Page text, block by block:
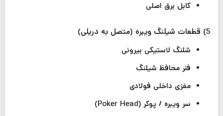
کابل برق اصلی
5) قطعات شیلنگ ویبره (متصل به دریلی)
شلنگ لاستیکی بیرونی
فنر محافظ شیلنگ
مغزی داخلی فولادی
سر ویبره / پوکر (Poker Head)